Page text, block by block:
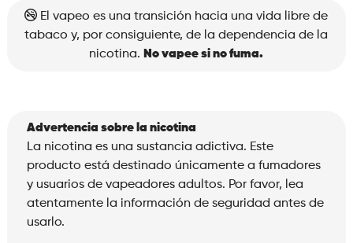
El vapeo es una transición hacia una vida libre de
tabaco y, por consiguiente, de la dependencia de la
nicotina. No vapee si no fuma.
Advertencia sobre la nicotina
La nicotina es una sustancia adictiva. Este
producto está destinado únicamente a fumadores
y usuarios de vapeadores adultos. Por favor, lea
atentamente la información de seguridad antes de
usarlo.